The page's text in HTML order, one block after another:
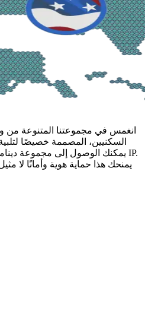
انغمس في مجموعتنا المتنوعة من
يمنحك هذا حماية هوية وأمانًا لا